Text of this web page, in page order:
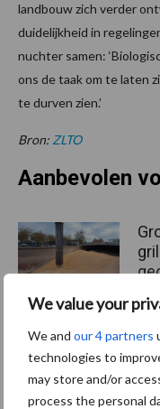
We value your
We and our 4 partners
technologies to
may store and/or
process the personal
landbouw zich verder
duidelijkheid in
nuchter samen:
ons de taak om te laten
te durven zien.’
Bron: ZLTO
Aanbevolen